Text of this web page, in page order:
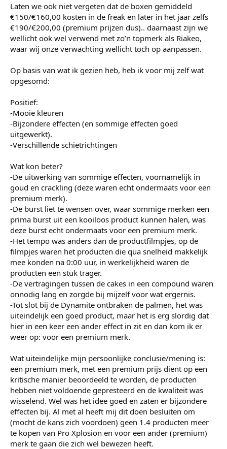
Laten we ook niet vergeten dat de boxen gemiddeld
€150/€160,00 kosten in de freak en later in het jaar zelfs
€190/€200,00 (premium prijzen dus).. daarnaast zijn we
wellicht ook wel verwend met zo’n topmerk als Riakeo,
waar wij onze verwachting wellicht toch op aanpassen.
Op basis van wat ik gezien heb, heb ik voor mij zelf wat
opgesomd:
Positief:
-Mooie kleuren
-Bijzondere effecten (en sommige effecten goed
uitgewerkt).
-Verschillende schietrichtingen
Wat kon beter?
-De uitwerking van sommige effecten, voornamelijk in
goud en crackling (deze waren echt ondermaats voor een
premium merk).
-De burst liet te wensen over, waar sommige merken een
prima burst uit een kooiloos product kunnen halen, was
deze burst echt ondermaats voor een premium merk.
-Het tempo was anders dan de productfilmpjes, op de
filmpjes waren het producten die qua snelheid makkelijk
mee konden na 0:00 uur, in werkelijkheid waren de
producten een stuk trager.
-De vertragingen tussen de cakes in een compound waren
onnodig lang en zorgde bij mijzelf voor wat ergernis.
-Tot slot bij de Dynamite ontbraken de palmen, het was
uiteindelijk een goed product, maar het is erg slordig dat
hier in een keer een ander effect in zit en dan kom ik er
weer op: voor een premium merk.
Wat uiteindelijke mijn persoonlijke conclusie/mening is:
een premium merk, met een premium prijs dient op een
kritische manier beoordeeld te worden, de producten
hebben niet voldoende gepresteerd en de kwaliteit was
wisselend. Wel was het idee goed en zaten er bijzondere
effecten bij. Al met al heeft mij dit doen besluiten om
(mocht de kans zich voordoen) geen 1.4 producten meer
te kopen van Pro Xplosion en voor een ander (premium)
merk te gaan die zich wel bewezen heeft.